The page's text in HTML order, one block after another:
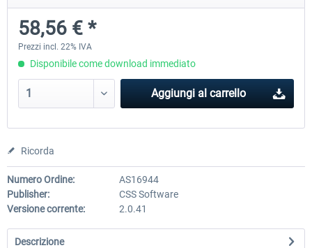
40,96 € *
58,56 € *
Prezzi incl. 22% IVA
Disponibile come download immediato
Aggiungi al carrello
Ricorda
Numero Ordine:
AS16944
Publisher:
CSS Software
Versione corrente:
2.0.41
Descrizione